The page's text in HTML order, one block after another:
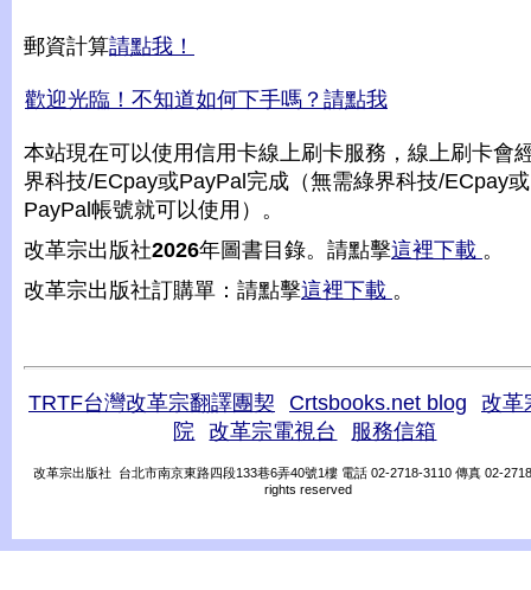
郵資計算請點我！
歡迎光臨！不知道如何下手嗎？請點我
本站現在可以使用信用卡線上刷卡服務，線上刷卡會
界科技/ECpay或PayPal完成（無需綠界科技/ECpay或
PayPal帳號就可以使用）。
改革宗出版社2026年圖書目錄。請點擊這裡下載 。
改革宗出版社訂購單：請點擊這裡下載 。
TRTF台灣改革宗翻譯團契 Crtsbooks.net blog
改革
院
改革宗電視台 服務信箱
改革宗出版社 台北市南京東路四段133巷6弄40號1樓 電話 02-2718-3110 傳真 02-
rights reserved